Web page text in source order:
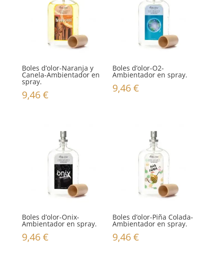
Boles d’olor-Naranja y
Canela-Ambientador en
spray.
9,46€
Boles d’olor-O2-
Ambientador en spray.
9,46€
Boles d’olor-Onix-
Ambientador en spray.
9,46€
Boles d’olor-Piña Colada-
Ambientador en spray.
9,46€